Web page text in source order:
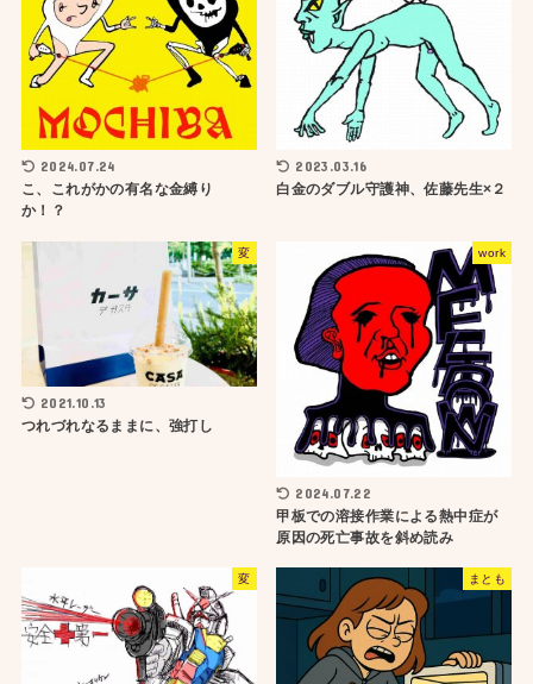
2024.07.24
こ、これがかの有名な金縛り
か！？
2023.03.16
白金のダブル守護神、佐藤先生×２
変
2021.10.13
つれづれなるままに、強打し
work
2024.07.22
甲板での溶接作業による熱中症が
原因の死亡事故を斜め読み
変 まとも